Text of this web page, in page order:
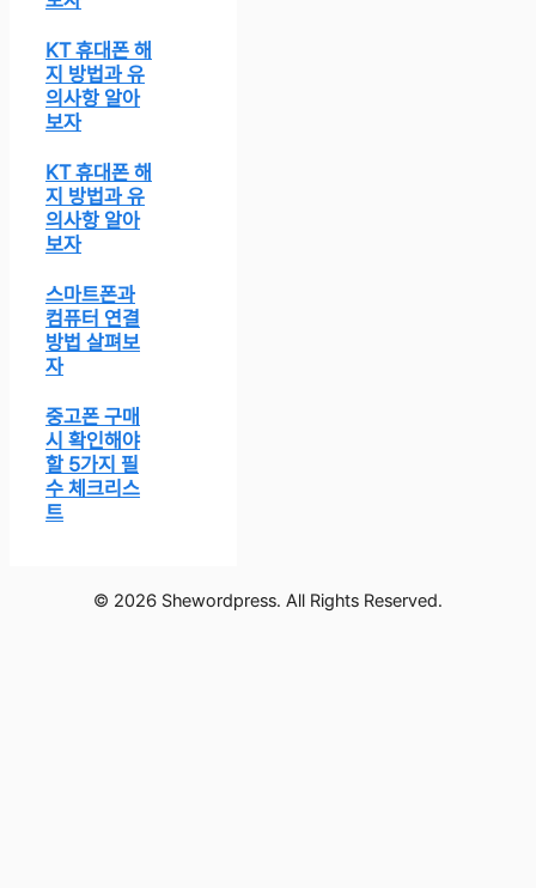
KT 휴대폰 해
지 방법과 유
의사항 알아
보자
KT 휴대폰 해
지 방법과 유
의사항 알아
보자
스마트폰과
컴퓨터 연결
방법 살펴보
자
중고폰 구매
시 확인해야
할 5가지 필
수 체크리스
트
© 2026 Shewordpress. All Rights Reserved.